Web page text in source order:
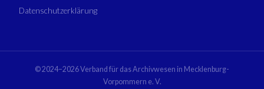
Datenschutzerklärung
© 2024–2026 Verband für das Archivwesen in Mecklenburg-
Vorpommern e. V.